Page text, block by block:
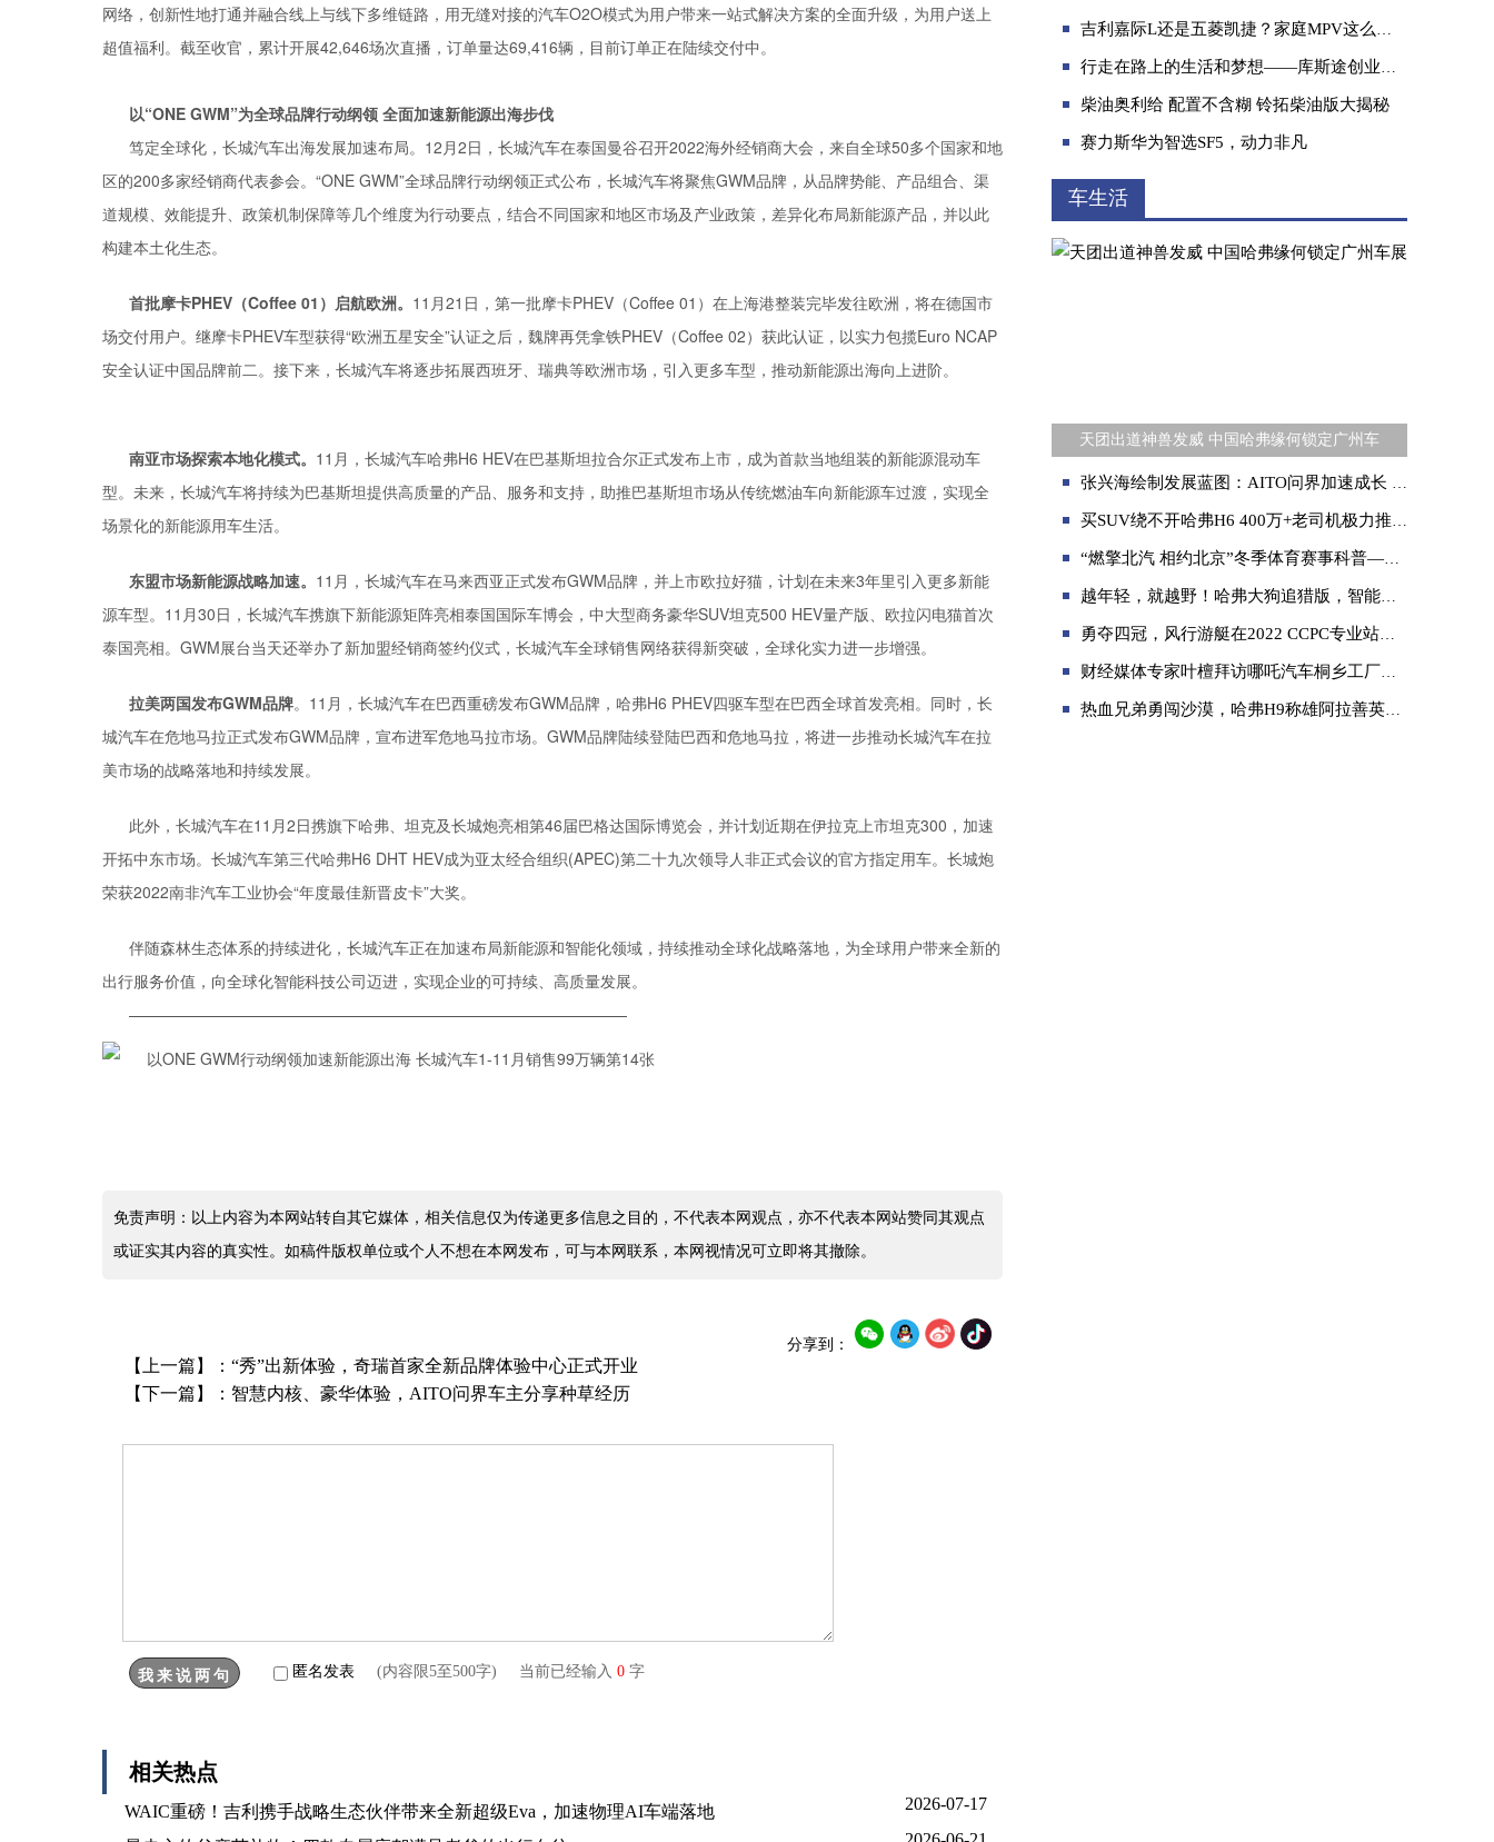
网络，创新性地打通并融合线上与线下多维链路，用无缝对接的汽车O2O模式为用户带来一站式解决方案的全面升级，为用户送上
超值福利。截至收官，累计开展42,646场次直播，订单量达69,416辆，目前订单正在陆续交付中。
以“ONE GWM”为全球品牌行动纲领 全面加速新能源出海步伐
笃定全球化，长城汽车出海发展加速布局。12月2日，长城汽车在泰国曼谷召开2022海外经销商大会，来自全球50多个国家和地
区的200多家经销商代表参会。“ONE GWM”全球品牌行动纲领正式公布，长城汽车将聚焦GWM品牌，从品牌势能、产品组合、渠
道规模、效能提升、政策机制保障等几个维度为行动要点，结合不同国家和地区市场及产业政策，差异化布局新能源产品，并以此
构建本土化生态。
首批摩卡PHEV（Coffee 01） 启航欧洲。 11月21日，第一批摩卡PHEV（Coffee 01）在上海港整装完毕发往欧洲，将在德国市
场交付用户。继摩卡PHEV车型获得“欧洲五星安全”认证之后，魏牌再凭拿铁PHEV（Coffee 02）获此认证，以实力包揽Euro NCAP
安全认证中国品牌前二。接下来，长城汽车将逐步拓展西班牙、瑞典等欧洲市场，引入更多车型，推动新能源出海向上进阶。
南亚市场探索本地化模式。 11月，长城汽车哈弗H6 HEV在巴基斯坦拉合尔正式发布上市，成为首款当地组装的新能源混动车
型。未来，长城汽车将持续为巴基斯坦提供高质量的产品、服务和支持，助推巴基斯坦市场从传统燃油车向新能源车过渡，实现全
场景化的新能源用车生活。
东盟市场新能源战略加速。 11月，长城汽车在马来西亚正式发布GWM品牌，并上市欧拉好猫，计划在未来3年里引入更多新能
源车型。11月30日，长城汽车携旗下新能源矩阵亮相泰国国际车博会，中大型商务豪华SUV坦克500 HEV量产版、欧拉闪电猫首次
泰国亮相。GWM展台当天还举办了新加盟经销商签约仪式，长城汽车全球销售网络获得新突破，全球化实力进一步增强。
拉美两国发布GWM品牌。11月，长城汽车在巴西重磅发布GWM品牌，哈弗H6 PHEV四驱车型在巴西全球首发亮相。同时，长
城汽车在危地马拉正式发布GWM品牌，宣布进军危地马拉市场。GWM品牌陆续登陆巴西和危地马拉，将进一步推动长城汽车在拉
美市场的战略落地和持续发展。
此外，长城汽车在11月2日携旗下哈弗、坦克及长城炮亮相第46届巴格达国际博览会，并计划近期在伊拉克上市坦克300，加速
开拓中东市场。长城汽车第三代哈弗H6 DHT HEV成为亚太经合组织(APEC)第二十九次领导人非正式会议的官方指定用车。长城炮
荣获2022南非汽车工业协会“年度最佳新晋皮卡”大奖。
伴随森林生态体系的持续进化，长城汽车正在加速布局新能源和智能化领域，持续推动全球化战略落地，为全球用户带来全新的
出行服务价值，向全球化智能科技公司迈进，实现企业的可持续、高质量发展。
————————————————————————————————
免责声明：以上内容为本网站转自其它媒体，相关信息仅为传递更多信息之目的，不代表本网观点，亦不代表本网站赞同其观点
或证实其内容的真实性。如稿件版权单位或个人不想在本网发布，可与本网联系，本网视情况可立即将其撤除。
分享到：
【上一篇】： “秀”出新体验，奇瑞首家全新品牌体验中心正式开业
【下一篇】： 智慧内核、豪华体验，AITO问界车主分享种草经历
匿名发表 (内容限5至500字) 当前已经输入 0 字
相关热点
WAIC重磅！吉利携手战略生态伙伴带来全新超级Eva，加速物理AI车端落地 2026-07-17
吉利嘉际L还是五菱凯捷？家庭MPV这么选不会错
行走在路上的生活和梦想——库斯途创业车主实录
柴油奥利给 配置不含糊 铃拓柴油版大揭秘
赛力斯华为智选SF5，动力非凡
车生活
天团出道神兽发威 中国哈弗缘何锁定广州车
张兴海绘制发展蓝图：AITO问界加速成长 引领行业智电新优势
买SUV绕不开哈弗H6 400万+老司机极力推荐
“燃擎北汽 相约北京”冬季体育赛事科普——北欧两项
越年轻，就越野！哈弗大狗追猎版，智能越野畅玩更尽兴！
勇夺四冠，风行游艇在2022 CCPC专业站中展现超群实力
财经媒体专家叶檀拜访哪吒汽车桐乡工厂，为哪吒汽车点赞！
热血兄弟勇闯沙漠，哈弗H9称雄阿拉善英雄会